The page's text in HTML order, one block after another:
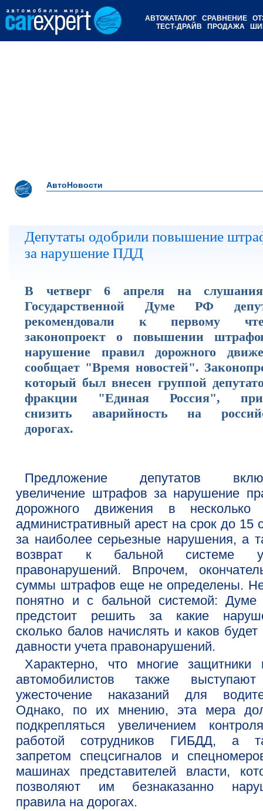
АВТОКАТАЛОГ СРАВНЕНИЕ
ТЕСТ-ДРАЙВ
ПРОДАЖА
АвтоНовости
Депутаты одобрили повышение
за нарушение ПДД
В четверг 6 апреля на
Государственной Думе РФ
рекомендовали к первому
законопроект о повышении
нарушение правил дорожного
сообщает "Время новостей".
который был внесен группой
фракции "Единая Россия",
снизить аварийность на
дорогах.
Предложение депутатов
увеличение штрафов за нарушение
дорожного движения в несколько
административный арест на срок до 15
за наиболее серьезные нарушения, а
возврат к бальной системе
правонарушений. Впрочем,
суммы штрафов еще не определены.
понятно и с бальной системой:
предстоит решить за какие
сколько балов начислять и каков будет
давности учета правонарушений.
Характерно, что многие защитники
автомобилистов также
ужесточение наказаний для
Однако, по их мнению, эта мера
подкрепляться увеличением
работой сотрудников ГИБДД, а
запретом спецсигналов и
машинах представителей власти,
позволяют им безнаказанно
правила на дорогах.